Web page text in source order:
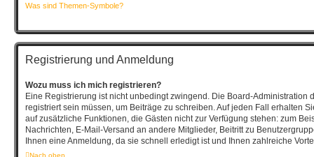
Was sind Themen-Symbole?
Registrierung und Anmeldung
Wozu muss ich mich registrieren?
Eine Registrierung ist nicht unbedingt zwingend. Die Board-Administration
registriert sein müssen, um Beiträge zu schreiben. Auf jeden Fall erhalten
auf zusätzliche Funktionen, die Gästen nicht zur Verfügung stehen: zum
Nachrichten, E-Mail-Versand an andere Mitglieder, Beitritt zu
Ihnen eine Anmeldung, da sie schnell erledigt ist und Ihnen zahlreiche
Nach oben